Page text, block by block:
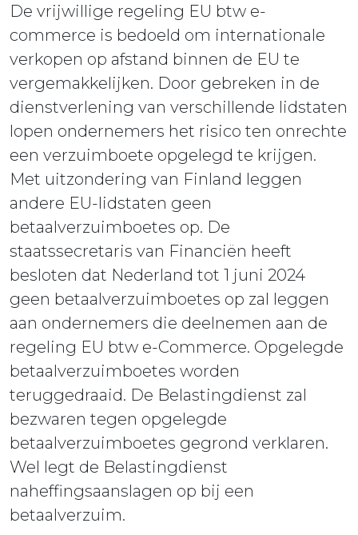
De vrijwillige regeling EU btw e-
commerce is bedoeld om internationale
verkopen op afstand binnen de EU te
vergemakkelijken. Door gebreken in de
dienstverlening van verschillende lidstaten
lopen ondernemers het risico ten onrechte
een verzuimboete opgelegd te krijgen.
Met uitzondering van Finland leggen
andere EU-lidstaten geen
betaalverzuimboetes op. De
staatssecretaris van Financiën heeft
besloten dat Nederland tot 1 juni 2024
geen betaalverzuimboetes op zal leggen
aan ondernemers die deelnemen aan de
regeling EU btw e-Commerce. Opgelegde
betaalverzuimboetes worden
teruggedraaid. De Belastingdienst zal
bezwaren tegen opgelegde
betaalverzuimboetes gegrond verklaren.
Wel legt de Belastingdienst
naheffingsaanslagen op bij een
betaalverzuim.